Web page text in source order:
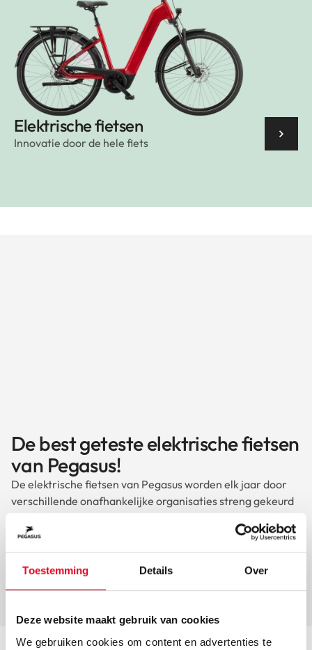
Toestemming Details Over
Deze website maakt gebruik van cookies
We gebruiken cookies om content en advertenties te
Elektrische fietsen
Innovatie door de hele fiets
De best geteste elektrische fietsen
van Pegasus!
De elektrische fietsen van Pegasus worden elk jaar door
verschillende onafhankelijke organisaties streng gekeurd
jaren op rij als beste elektrische fiets uit de testen
gekomen en scoort de Ravenna Evo 8F Belt in 2023 zelfs
een 8,7.
Bekijk alle resultaten